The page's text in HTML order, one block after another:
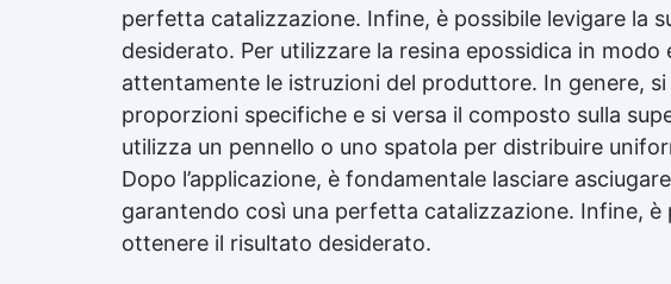
perfetta catalizzazione. Infine, è possibile levigare la
desiderato. Per utilizzare la resina epossidica in modo
attentamente le istruzioni del produttore. In genere, si
proporzioni specifiche e si versa il composto sulla
utilizza un pennello o uno spatola per distribuire
Dopo l’applicazione, è fondamentale lasciare
garantendo così una perfetta catalizzazione. Infine, è
ottenere il risultato desiderato.